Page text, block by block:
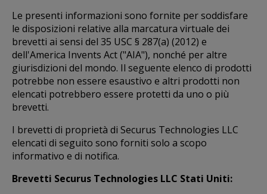
Le presenti informazioni sono fornite per soddisfare
le disposizioni relative alla marcatura virtuale dei
brevetti ai sensi del 35 USC § 287(a) (2012) e
dell'America Invents Act ("AIA"), nonché per altre
giurisdizioni del mondo. Il seguente elenco di prodotti
potrebbe non essere esaustivo e altri prodotti non
elencati potrebbero essere protetti da uno o più
brevetti.
I brevetti di proprietà di Securus Technologies LLC
elencati di seguito sono forniti solo a scopo
informativo e di notifica.
Brevetti Securus Technologies LLC Stati Uniti: